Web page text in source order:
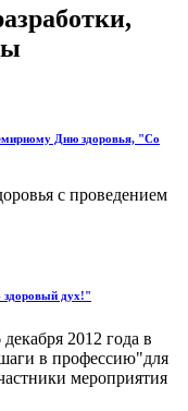
Дню здоровья, "Со
с проведением
здоровый дух!"
2012 года в
в профессию"для
мероприятия